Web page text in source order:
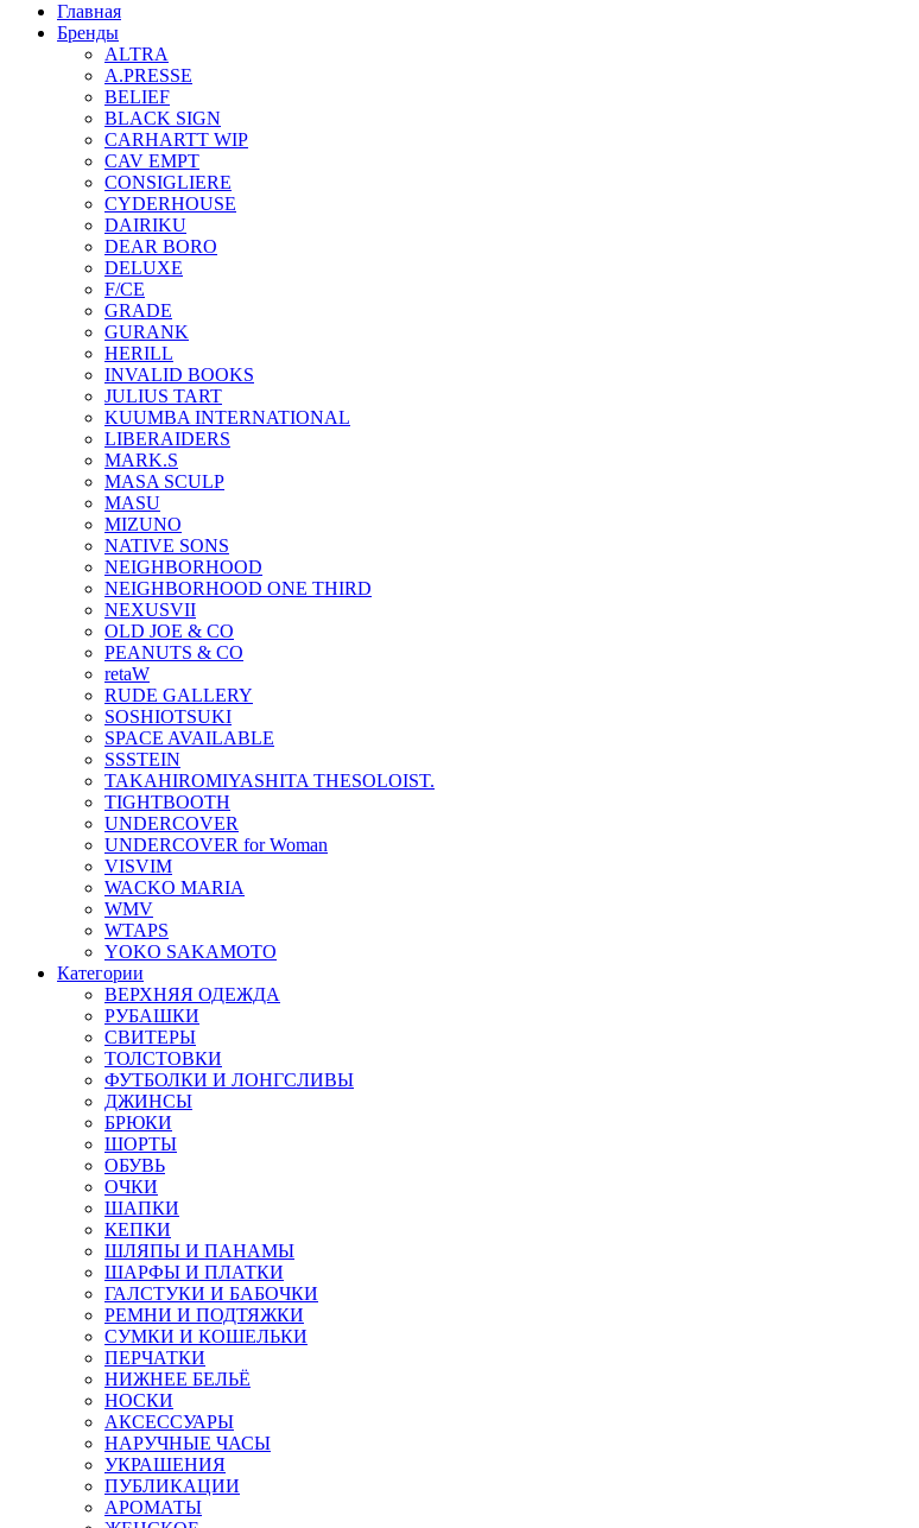
Главная
Бренды
ALTRA
A.PRESSE
BELIEF
BLACK SIGN
CARHARTT WIP
CAV EMPT
CONSIGLIERE
CYDERHOUSE
DAIRIKU
DEAR BORO
DELUXE
F/CE
GRADE
GURANK
HERILL
INVALID BOOKS
JULIUS TART
KUUMBA INTERNATIONAL
LIBERAIDERS
MARK.S
MASA SCULP
MASU
MIZUNO
NATIVE SONS
NEIGHBORHOOD
NEIGHBORHOOD ONE THIRD
NEXUSVII
OLD JOE & CO
PEANUTS & CO
retaW
RUDE GALLERY
SOSHIOTSUKI
SPACE AVAILABLE
SSSTEIN
TAKAHIROMIYASHITA THESOLOIST.
TIGHTBOOTH
UNDERCOVER
UNDERCOVER for Woman
VISVIM
WACKO MARIA
WMV
WTAPS
YOKO SAKAMOTO
Категории
ВЕРХНЯЯ ОДЕЖДА
РУБАШКИ
СВИТЕРЫ
ТОЛСТОВКИ
ФУТБОЛКИ И ЛОНГСЛИВЫ
ДЖИНСЫ
БРЮКИ
ШОРТЫ
ОБУВЬ
ОЧКИ
ШАПКИ
КЕПКИ
ШЛЯПЫ И ПАНАМЫ
ШАРФЫ И ПЛАТКИ
ГАЛСТУКИ И БАБОЧКИ
РЕМНИ И ПОДТЯЖКИ
СУМКИ И КОШЕЛЬКИ
ПЕРЧАТКИ
НИЖНЕЕ БЕЛЬЁ
НОСКИ
АКСЕССУАРЫ
НАРУЧНЫЕ ЧАСЫ
УКРАШЕНИЯ
ПУБЛИКАЦИИ
АРОМАТЫ